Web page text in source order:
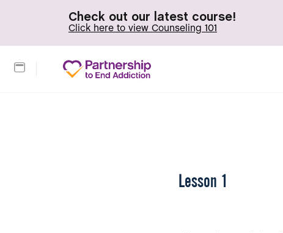
Check out our latest course!
Click here to view Counseling 101
Lesson 1